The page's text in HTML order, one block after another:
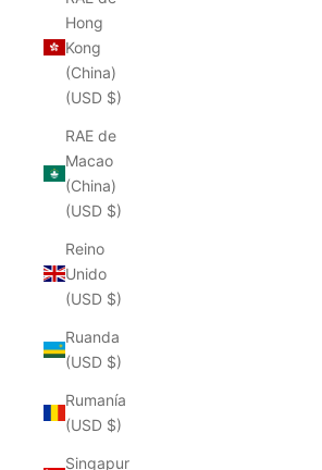
Hong
Kong
(China)
(USD $)
RAE de
Macao
(China)
(USD $)
Reino
Unido
(USD $)
Ruanda
(USD $)
Rumanía
(USD $)
Singapur